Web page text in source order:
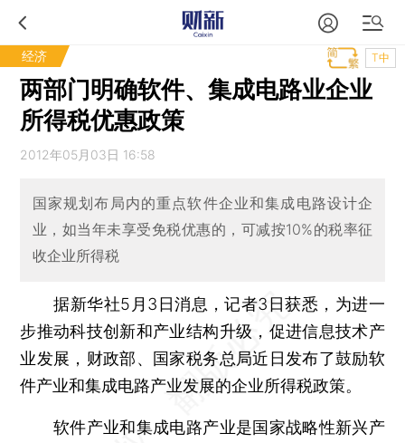
经济 T中
两部门明确软件、集成电路业企业
所得税优惠政策
2012年05月03日 16:58
国家规划布局内的重点软件企业和集成电路设计企
业，如当年未享受免税优惠的，可减按10%的税率征
收企业所得税
据新华社5月3日消息，记者3日获悉，为进一
步推动科技创新和产业结构升级，促进信息技术产
业发展，财政部、国家税务总局近日发布了鼓励软
件产业和集成电路产业发展的企业所得税政策。
软件产业和集成电路产业是国家战略性新兴产